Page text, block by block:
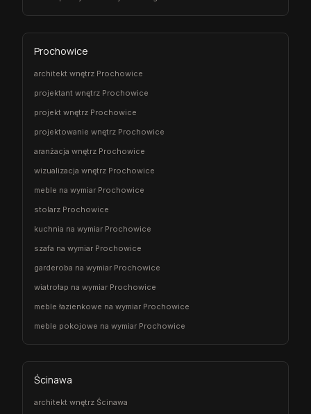
Prochowice
architekt wnętrz Prochowice
projektant wnętrz Prochowice
projekt wnętrz Prochowice
projektowanie wnętrz Prochowice
aranżacja wnętrz Prochowice
wizualizacja wnętrz Prochowice
meble na wymiar Prochowice
stolarz Prochowice
kuchnia na wymiar Prochowice
szafa na wymiar Prochowice
garderoba na wymiar Prochowice
wiatrołap na wymiar Prochowice
meble łazienkowe na wymiar Prochowice
meble pokojowe na wymiar Prochowice
Ścinawa
architekt wnętrz Ścinawa